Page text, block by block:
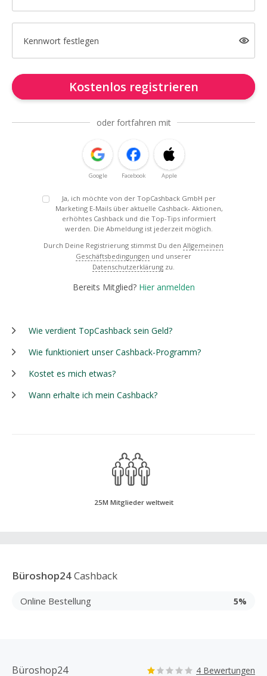
Kennwort festlegen
Kostenlos registrieren
oder fortfahren mit
Google Facebook Apple
Ja, ich möchte von der TopCashback GmbH per
Marketing E-Mails über aktuelle Cashback- Aktionen,
erhöhtes Cashback und die Top-Tips informiert
werden. Die Abmeldung ist jederzeit möglich.
Durch Deine Registrierung stimmst Du den Allgemeinen
Geschäftsbedingungen und unserer
Datenschutzerklärung zu.
Bereits Mitglied? Hier anmelden
Wie verdient TopCashback sein Geld?
Wie funktioniert unser Cashback-Programm?
Kostet es mich etwas?
Wann erhalte ich mein Cashback?
25M Mitglieder weltweit
Büroshop24Cashback
Online Bestellung 5%
Büroshop24 4 Bewertungen